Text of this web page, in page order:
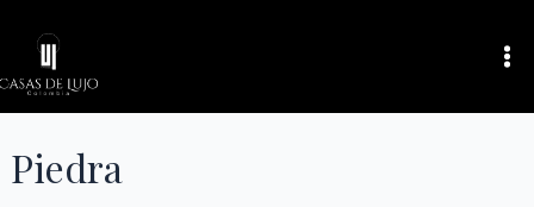
contenido
Piedra